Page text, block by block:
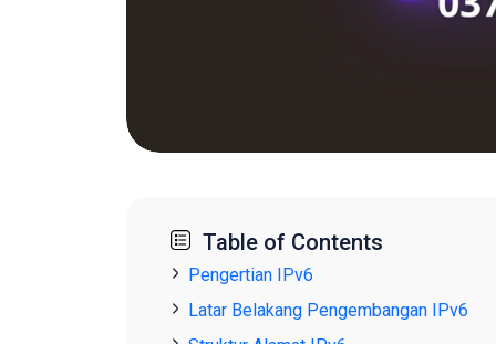
Table of Contents
Pengertian IPv6
Latar Belakang Pengembangan IPv6